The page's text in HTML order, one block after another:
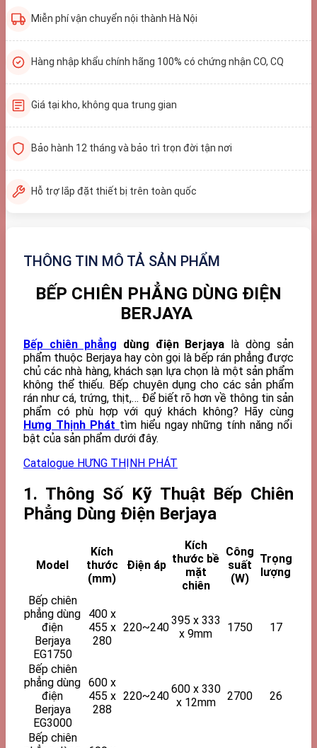
Miễn phí vận chuyển nội thành Hà Nội
Hàng nhập khẩu chính hãng 100% có chứng nhận CO, CQ
Giá tại kho, không qua trung gian
Bảo hành 12 tháng và bảo trì trọn đời tận nơi
Hỗ trợ lắp đặt thiết bị trên toàn quốc
THÔNG TIN MÔ TẢ SẢN PHẨM
BẾP CHIÊN PHẲNG DÙNG ĐIỆN
BERJAYA
Bếp chiên phẳng dùng điện Berjaya là dòng sản
phẩm thuộc Berjaya hay còn gọi là bếp rán phẳng được
chủ các nhà hàng, khách sạn lựa chọn là một sản phẩm
không thể thiếu. Bếp chuyên dụng cho các sản phẩm
rán như cá, trứng, thịt,… Để biết rõ hơn về thông tin sản
phẩm có phù hợp với quý khách không? Hãy cùng
Hưng Thịnh Phát tìm hiểu ngay những tính năng nổi
bật của sản phẩm dưới đây.
Catalogue HƯNG THỊNH PHÁT
1. Thông Số Kỹ Thuật Bếp Chiên
Phẳng Dùng Điện Berjaya
Model
Kích
thước
(mm)
Điện áp
Kích
thước bề
mặt
chiên
Công
suất
(W)
Trọng
lượng
Bếp chiên
phẳng dùng
điện
Berjaya
EG1750
400 x
455 x
280
220~240
395 x 333
x 9mm
1750 17
Bếp chiên
phẳng dùng
điện
Berjaya
EG3000
600 x
455 x
288
220~240
600 x 330
x 12mm
2700 26
Bếp chiên